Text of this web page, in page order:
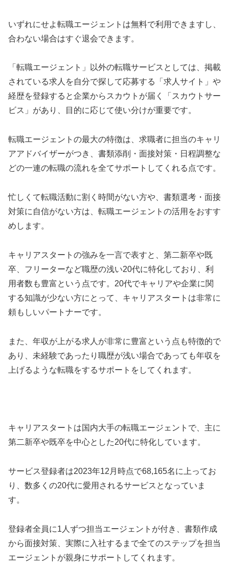
いずれにせよ転職エージェントは無料で利用できますし、
合わない場合はすぐ退会できます。
「転職エージェント」以外の転職サービスとしては、掲載
されている求人を自分で探して応募する「求人サイト」や
経歴を登録すると企業からスカウトが届く「スカウトサー
ビス」があり、目的に応じて使い分けが重要です。
転職エージェントの最大の特徴は、求職者に担当のキャリ
アアドバイザーがつき、書類添削・面接対策・日程調整な
どの一連の転職の流れを全てサポートしてくれる点です。
忙しくて転職活動に割く時間がない方や、書類選考・面接
対策に自信がない方は、転職エージェントの活用をおすす
めします。
キャリアスタートの強みを一言で表すと、第二新卒や既
卒、フリーターなど職歴の浅い20代に特化しており、利
用者数も豊富という点です。20代でキャリアや企業に関
する知識が少ない方にとって、キャリアスタートは非常に
頼もしいパートナーです。
また、年収が上がる求人が非常に豊富という点も特徴的で
あり、未経験であったり職歴が浅い場合であっても年収を
上げるような転職をするサポートをしてくれます。
キャリアスタートは国内大手の転職エージェントで、主に
第二新卒や既卒を中心とした20代に特化しています。
サービス登録者は2023年12月時点で68,165名に上ってお
り、数多くの20代に愛用されるサービスとなっていま
す。
登録者全員に1人ずつ担当エージェントが付き、書類作成
から面接対策、実際に入社するまで全てのステップを担当
エージェントが親身にサポートしてくれます。